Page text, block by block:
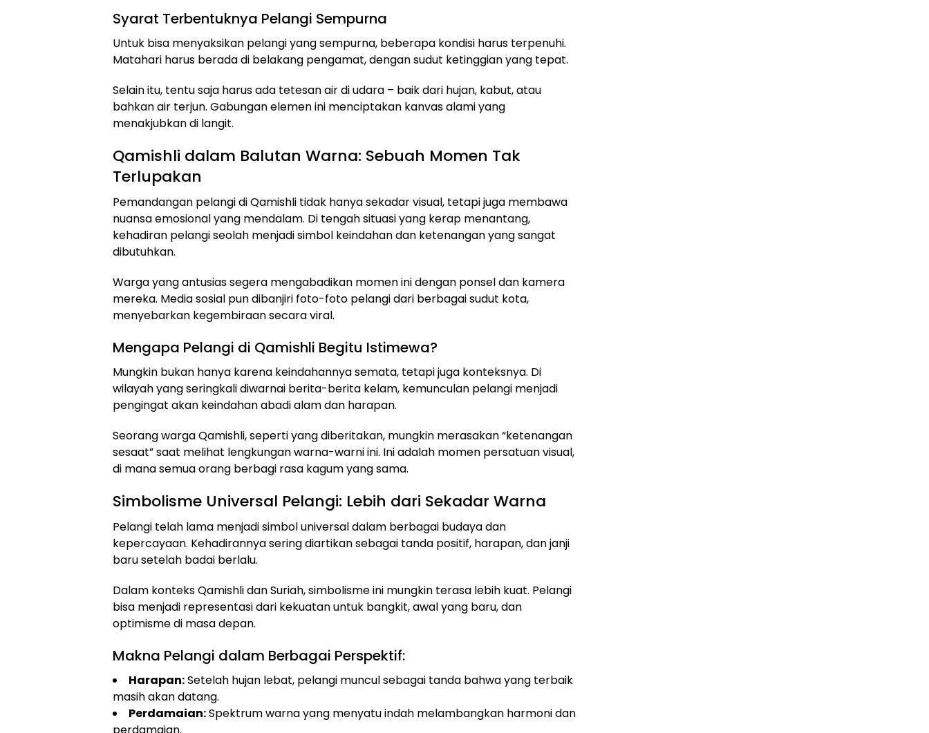
Syarat Terbentuknya Pelangi Sempurna
Untuk bisa menyaksikan pelangi yang sempurna, beberapa kondisi harus terpenuhi.
Matahari harus berada di belakang pengamat, dengan sudut ketinggian yang tepat.
Selain itu, tentu saja harus ada tetesan air di udara – baik dari hujan, kabut, atau
bahkan air terjun. Gabungan elemen ini menciptakan kanvas alami yang
menakjubkan di langit.
Qamishli dalam Balutan Warna: Sebuah Momen Tak
Terlupakan
Pemandangan pelangi di Qamishli tidak hanya sekadar visual, tetapi juga membawa
nuansa emosional yang mendalam. Di tengah situasi yang kerap menantang,
kehadiran pelangi seolah menjadi simbol keindahan dan ketenangan yang sangat
dibutuhkan.
Warga yang antusias segera mengabadikan momen ini dengan ponsel dan kamera
mereka. Media sosial pun dibanjiri foto-foto pelangi dari berbagai sudut kota,
menyebarkan kegembiraan secara viral.
Mengapa Pelangi di Qamishli Begitu Istimewa?
Mungkin bukan hanya karena keindahannya semata, tetapi juga konteksnya. Di
wilayah yang seringkali diwarnai berita-berita kelam, kemunculan pelangi menjadi
pengingat akan keindahan abadi alam dan harapan.
Seorang warga Qamishli, seperti yang diberitakan, mungkin merasakan “ketenangan
sesaat” saat melihat lengkungan warna-warni ini. Ini adalah momen persatuan visual,
di mana semua orang berbagi rasa kagum yang sama.
Simbolisme Universal Pelangi: Lebih dari Sekadar Warna
Pelangi telah lama menjadi simbol universal dalam berbagai budaya dan
kepercayaan. Kehadirannya sering diartikan sebagai tanda positif, harapan, dan janji
baru setelah badai berlalu.
Dalam konteks Qamishli dan Suriah, simbolisme ini mungkin terasa lebih kuat. Pelangi
bisa menjadi representasi dari kekuatan untuk bangkit, awal yang baru, dan
optimisme di masa depan.
Makna Pelangi dalam Berbagai Perspektif:
Harapan:Setelah hujan lebat, pelangi muncul sebagai tanda bahwa yang terbaik
masih akan datang.
Perdamaian:Spektrum warna yang menyatu indah melambangkan harmoni dan